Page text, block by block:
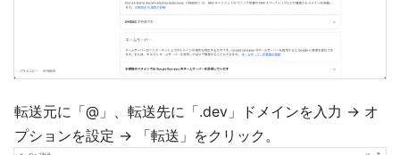
転送元に「@」、転送先に「.dev」ドメインを入力 → オ
プションを設定 → 「転送」をクリック。